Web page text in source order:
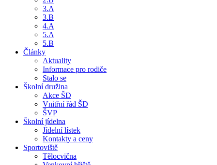
3.A
3.B
4.A
5.A
5.B
Články
Aktuality
Informace pro rodiče
Stalo se
Školní družina
Akce ŠD
Vnitřní řád ŠD
ŠVP
Školní jídelna
Jídelní lístek
Kontakty a ceny
Sportoviště
Tělocvična